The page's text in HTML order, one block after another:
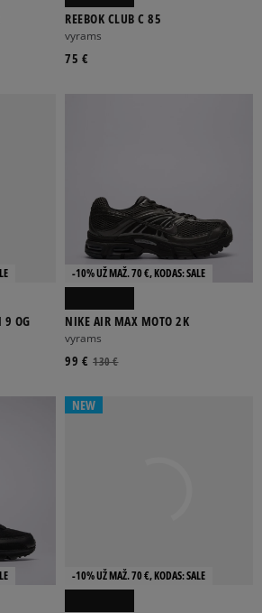
REEBOK CLUB C 85
vyrams
75 €
9 OG
-10% UŽ MAŽ. 70 €, KODAS: SALE
NIKE AIR MAX MOTO 2K
vyrams
130 €
99 €
NEW
-10% UŽ MAŽ. 70 €, KODAS: SALE